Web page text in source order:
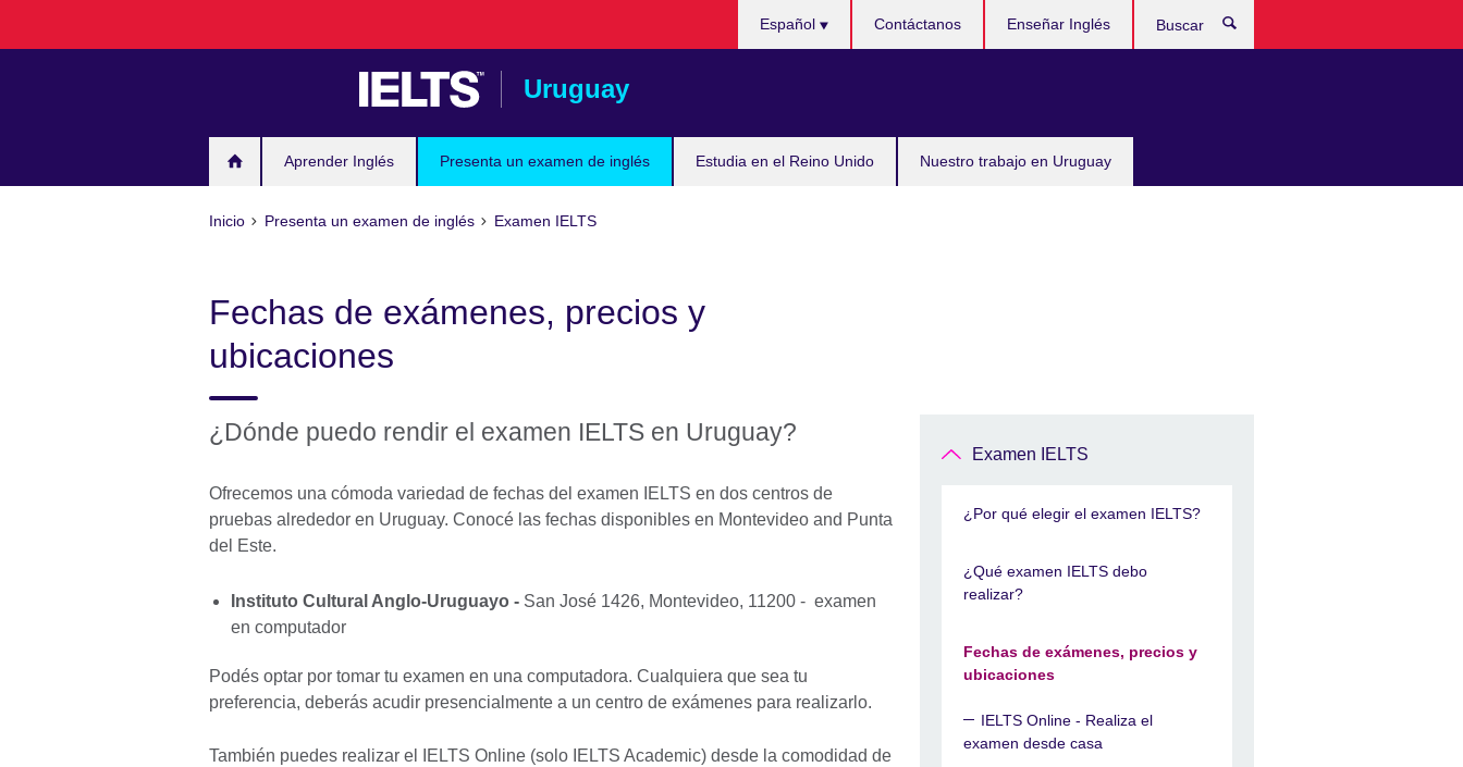
Uruguay
Aprender Inglés Presenta un examen de inglés Estudia en el Reino Unido Nuestro trabajo en Uruguay
Español Contáctanos Enseñar Inglés
Inicio Presenta un examen de inglés Examen IELTS
Fechas de exámenes, precios y
ubicaciones
¿Dónde puedo rendir el examen IELTS en Uruguay?
Ofrecemos una cómoda variedad de fechas del examen IELTS en dos centros de
pruebas alrededor en Uruguay. Conocé las fechas disponibles en Montevideo and Punta
del Este.
Instituto Cultural Anglo-Uruguayo - San José 1426, Montevideo, 11200 - examen
en computador
Podés optar por tomar tu examen en una computadora. Cualquiera que sea tu
preferencia, deberás acudir presencialmente a un centro de exámenes para realizarlo.
También puedes realizar el IELTS Online (solo IELTS Academic) desde la comodidad de
Examen IELTS
¿Por qué elegir el examen IELTS?
¿Qué examen IELTS debo
realizar?
Fechas de exámenes, precios y
ubicaciones
IELTS Online - Realiza el
examen desde casa